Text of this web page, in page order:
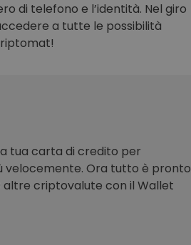
crypto
di telefono e l’identità. Nel giro
a tutte le possibilità
tua carta di credito per
velocemente. Ora tutto è pronto
criptovalute con il Wallet